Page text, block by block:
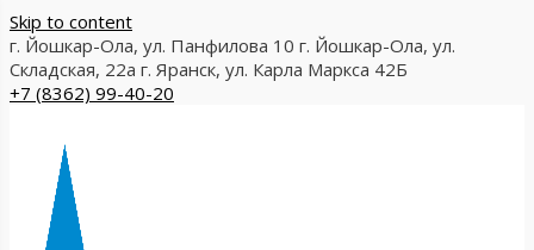
Skip to content
г. Йошкар-Ола, ул. Панфилова 10 г. Йошкар-Ола, ул.
Складская, 22а г. Яранск, ул. Карла Маркса 42Б
+7 (8362) 99-40-20